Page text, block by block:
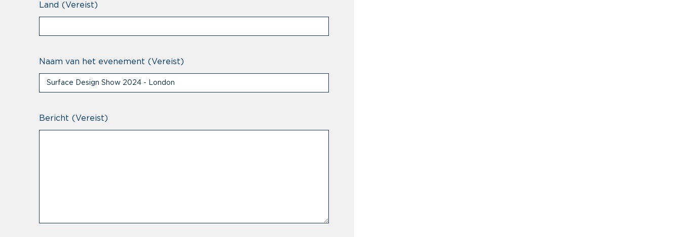
Land (Vereist)
Naam van het evenement (Vereist)
Bericht (Vereist)